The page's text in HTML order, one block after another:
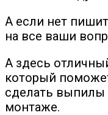
А если нет
на все ваши
А здесь
который
сделать выпилы
монтаже.